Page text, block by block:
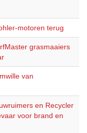
motoren terug
grasmaaiers
van
en Recycler
voor brand en